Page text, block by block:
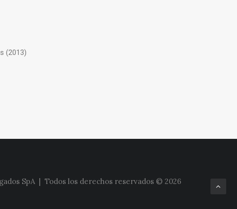
(2013)
SpA | Todos los derechos reservados © 2026